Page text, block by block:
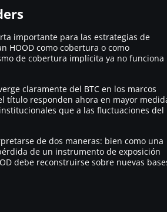
importante para las estrategias de
HOOD como cobertura o como
de cobertura implícita ya no funciona
claramente del BTC en los marcos
título responden ahora en mayor
que a las fluctuaciones del
de dos maneras: bien como una
de un instrumento de exposición
debe reconstruirse sobre nuevas